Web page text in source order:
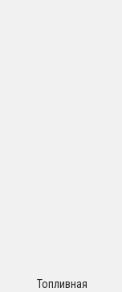
Топливная